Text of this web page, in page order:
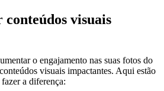
visuais
⁣o engajamento nas suas ​fotos do‍
visuais impactantes.​ Aqui ⁤estão
a diferença: